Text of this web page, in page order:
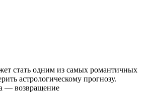
стать одним из самых романтичных
астрологическому прогнозу.
— возвращение